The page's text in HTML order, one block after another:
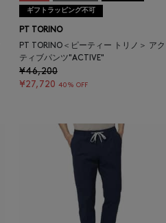
ギフトラッピング不可
PT TORINO
PT TORINO＜ピーティー トリノ＞ アク
ティブパンツ"ACTIVE"
¥46,200
¥27,720 40% OFF